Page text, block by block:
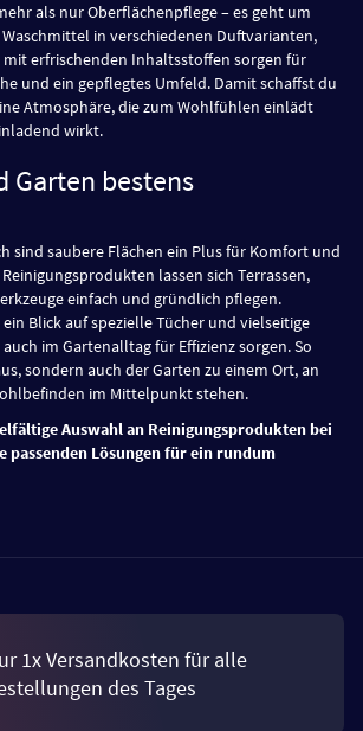
als nur Oberflächenpflege – es geht um
in verschiedenen Duftvarianten,
mit erfrischenden Inhaltsstoffen sorgen für
und ein gepflegtes Umfeld. Damit schaffst du
Atmosphäre, die zum Wohlfühlen einlädt
wirkt.
Garten bestens
sind saubere Flächen ein Plus für Komfort und
lassen sich Terrassen,
einfach und gründlich pflegen.
Blick auf spezielle Tücher und vielseitige
im Gartenalltag für Effizienz sorgen. So
sondern auch der Garten zu einem Ort, an
im Mittelpunkt stehen.
Auswahl an Reinigungsprodukten bei
passenden Lösungen für ein rundum
1x Versandkosten für alle
des Tages